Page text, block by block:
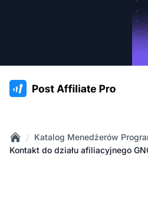
:site.title
Home
/ Katalog Menedżerów
Kontakt do działu afiliacyjnego